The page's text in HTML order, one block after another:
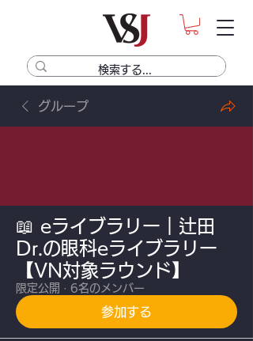
グループ
📖 eライブラリー｜辻田
Dr.の眼科eライブラリー
【VN対象ラウンド】
限定公開 · 6名のメンバー
参加する